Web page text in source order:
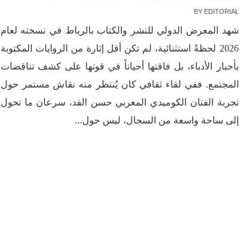
BY EDITORIAL
شهد المعرض الدولي للنشر والكتاب بالرباط في نسخته لعام
2026 لحظةً استثنائية، لم تكن أقل إثارة من الروايات المكتوبة
بأحبار الأدباء، بل فاقتها أحياناً في قوتها على كشف تناقضات
المجتمع. ففي لقاء ثقافي كان يُنتظر منه نقاش مستمر حول
تجربة الفنان الكوميدي المغربي حسن الفد، سرعان ما تحول
إلى ساحة واسعة من السجال، ليس حول...